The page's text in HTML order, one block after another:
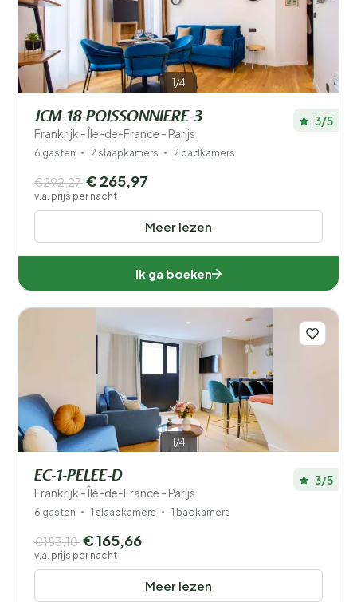
1/4
JCM-18-POISSONNIERE-3
Frankrijk - Île-de-France - Parijs
3/5
6 gasten 2 slaapkamers 2 badkamers
Meer lezen
€292,27 € 265,97
v.a. prijs per nacht
Ik ga boeken
1/4
EC-1-PELEE-D
Frankrijk - Île-de-France - Parijs
3/5
6 gasten 1 slaapkamers 1 badkamers
Meer lezen
€183,10 € 165,66
v.a. prijs per nacht